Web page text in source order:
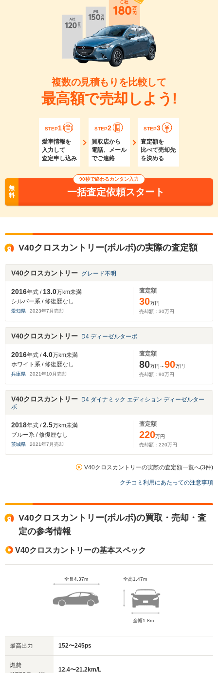
複数の見積もりを比較して
最高額で売却しよう!
STEP1
愛車情報を
入力して
査定申し込み
STEP2
買取店から
電話、メール
でご連絡
STEP3
査定額を
比べて売却先
を決める
無
料
90秒で終わるカンタン入力
一括査定依頼スタート
V40クロスカントリー(ボルボ)の実際の査定額
V40クロスカントリー グレード不明
2016年式 /13.0万km未満
シルバー系 / 修復歴なし
愛知県 2023年7 月売却
査定額
30万円
売却額： 30万円
V40クロスカントリー D4 ディーゼルターボ
2016年式 /4.0万km未満
ホワイト系 / 修復歴なし
兵庫県 2021年10 月売却
査定額
80万円～90万円
売却額： 90万円
V40クロスカントリー
D4 ダイナミック エディション ディーゼルター
ボ
2018年式 /2.5万km未満
ブルー系 / 修復歴なし
茨城県 2021年7 月売却
査定額
220万円
売却額： 220万円
V40クロスカントリーの実際の査定額一覧へ(3件)
クチコミ利用にあたっての注意事項
V40クロスカントリー(ボルボ)の買取・売却・査
定の参考情報
V40クロスカントリーの基本スペック
全長4.37m 全高1.47m
全幅1.8m
最高出力 152〜245ps
燃費
12.4〜21.2km/L